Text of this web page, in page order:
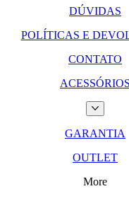
DÚVIDAS
POLÍTICAS E
CONTATO
ACESSÓRIOS
GARANTIA
OUTLET
More